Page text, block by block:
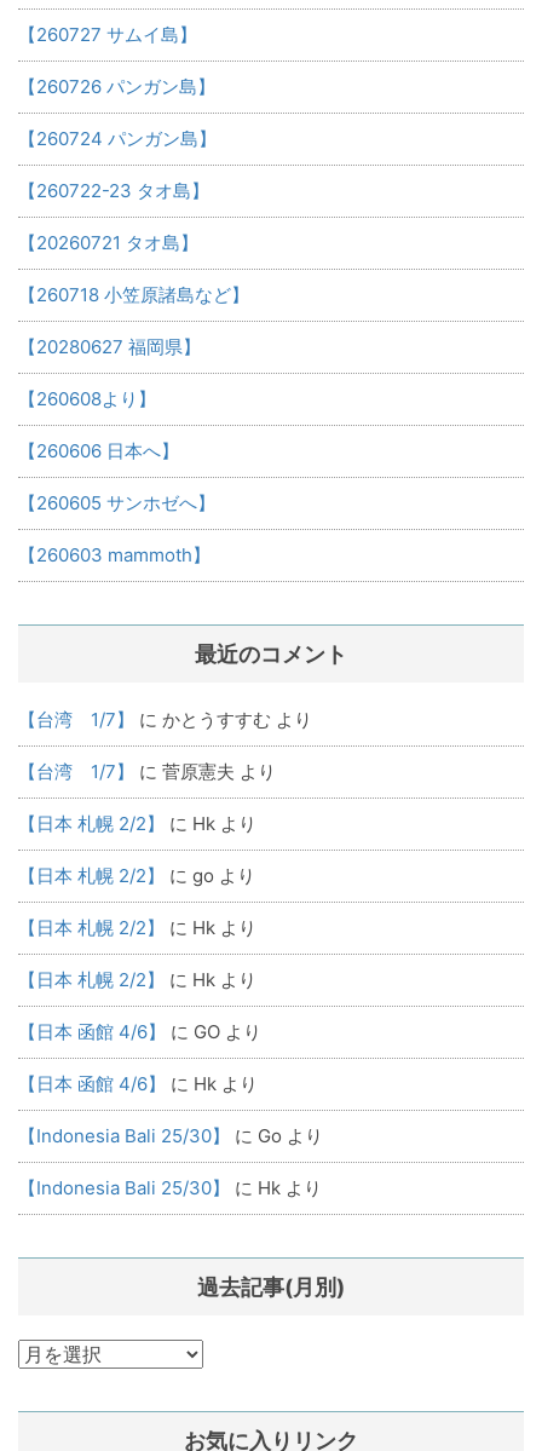
【260727 サムイ島】
【260726 パンガン島】
【260724 パンガン島】
【260722-23 タオ島】
【20260721 タオ島】
【260718 小笠原諸島など】
【20280627 福岡県】
【260608より】
【260606 日本へ】
【260605 サンホゼへ】
【260603 mammoth】
最近のコメント
【台湾 1/7】 に かとうすすむ より
【台湾 1/7】 に 菅原憲夫 より
【日本 札幌 2/2】 に Hk より
【日本 札幌 2/2】 に go より
【日本 札幌 2/2】 に Hk より
【日本 札幌 2/2】 に Hk より
【日本 函館 4/6】 に GO より
【日本 函館 4/6】 に Hk より
【Indonesia Bali 25/30】 に Go より
【Indonesia Bali 25/30】 に Hk より
過去記事(月別)
過
記
お気に入りリンク